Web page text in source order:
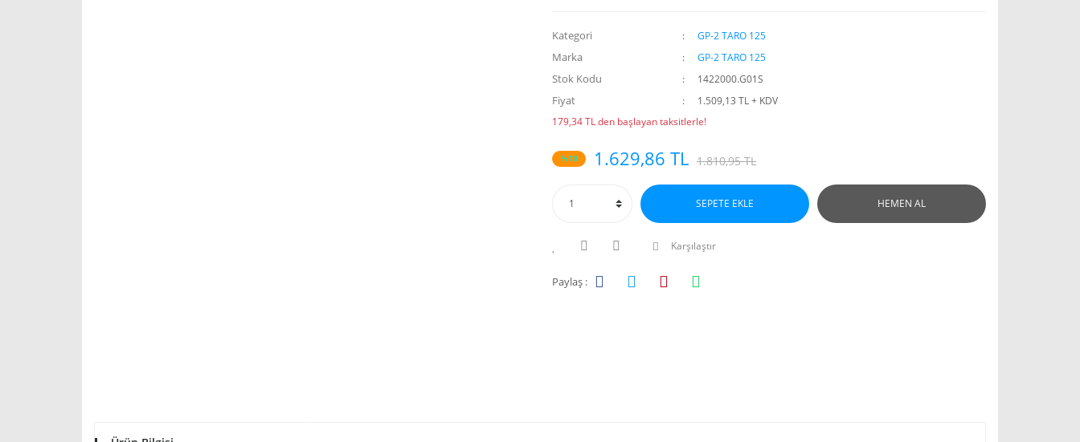
Kategori GP-2 TARO 125
Marka GP-2 TARO 125
Stok Kodu 1422000.G01S
Fiyat
1.509,13 TL + KDV
179,34 TL den başlayan taksitlerle!
%10 1.629,86 TL 1.810,95 TL
SEPETE EKLE HEMEN AL
Karşılaştır
Paylaş :